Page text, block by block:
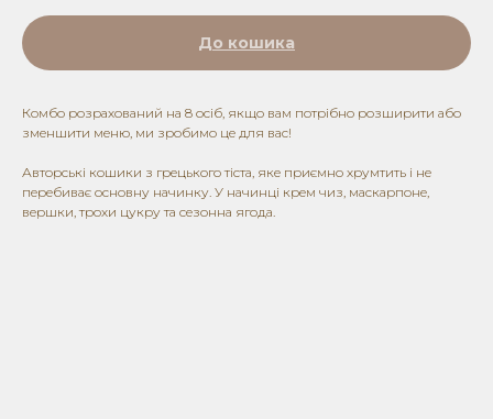
До кошика
Комбо розрахований на 8 осіб, якщо вам потрібно розширити або
зменшити меню, ми зробимо це для вас!
Авторські кошики з грецького тіста, яке приємно хрумтить і не
перебиває основну начинку. У начинці крем чиз, маскарпоне,
вершки, трохи цукру та сезонна ягода.